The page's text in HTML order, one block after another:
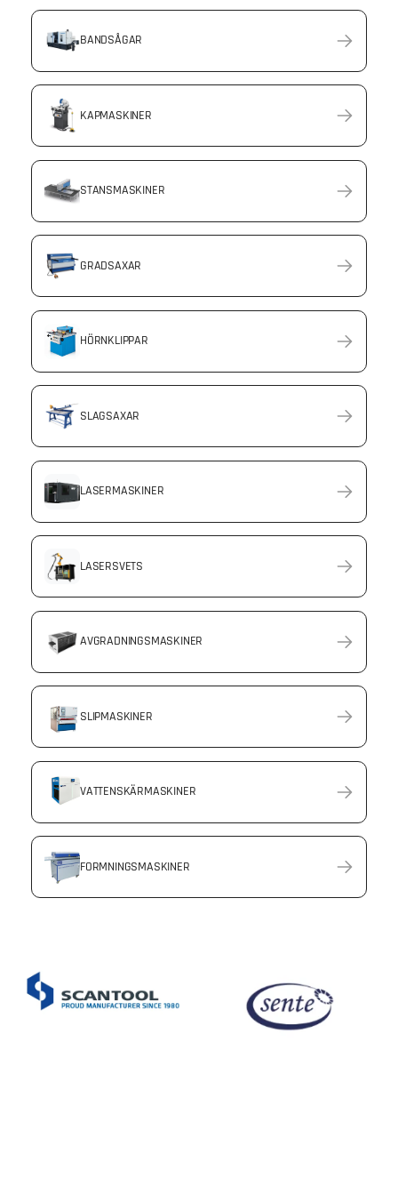
BANDSÅGAR
KAPMASKINER
STANSMASKINER
GRADSAXAR
HÖRNKLIPPAR
SLAGSAXAR
LASERMASKINER
LASERSVETS
AVGRADNINGSMASKINER
SLIPMASKINER
VATTENSKÄRMASKINER
FORMNINGSMASKINER